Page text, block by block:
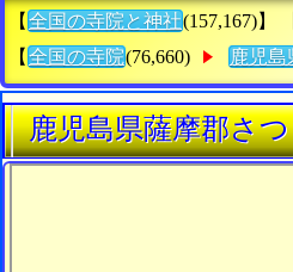
【 全国の寺院と神社(157,167)】
【 全国の寺院(76,660) 鹿児島
鹿児島県薩摩郡さ